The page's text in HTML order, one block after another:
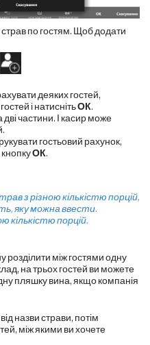
по гостям. Щоб додати
деяких гостей,
і натиснітьОК.
частини. І касир може
гостьовий рахунок,
кнопкуОК.
з різною кількістю порцій,
яку можна ввести.
кількістю порцій.
розділити між гостями одну
на трьох гостей ви можете
пляшку вина, якщо компанія
назви страви, потім
між якими ви хочете